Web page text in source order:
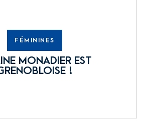
FÉMININES
MONADIER EST
!